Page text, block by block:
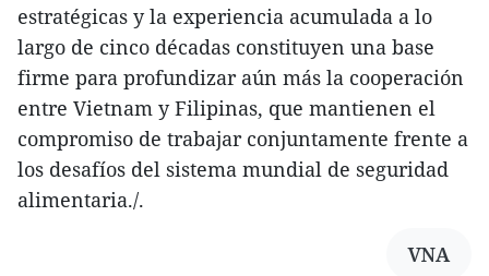
estratégicas y la experiencia acumulada a lo
largo de cinco décadas constituyen una base
firme para profundizar aún más la cooperación
entre Vietnam y Filipinas, que mantienen el
compromiso de trabajar conjuntamente frente a
los desafíos del sistema mundial de seguridad
alimentaria./.
VNA